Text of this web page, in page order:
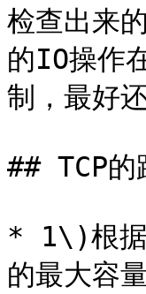
检查出来
的IO操作
制，最好
## TCP的
* 1\)根据
的最大容